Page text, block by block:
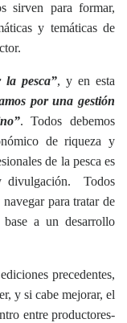
sirven para formar,
y temáticas de
la pesca”, y en esta
por una gestión
. Todos debemos
de riqueza y
de la pesca es
divulgación. Todos
para tratar de
a un desarrollo
precedentes,
y si cabe mejorar, el
entre productores-